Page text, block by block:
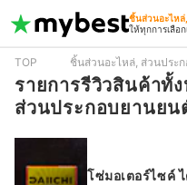
ชิ้นส่วนอะไห
ให้ทุกการเลือ
TOP ชิ้นส่วนอะไหล่, ส่วนประ
รายการรีวิวสินค้าทั้
ส่วนประกอบยานยน
โซ่มอเตอร์ไซค์